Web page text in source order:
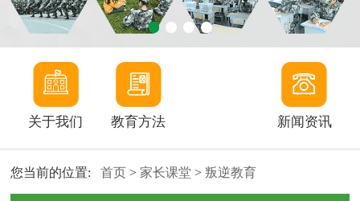
关于我们 教育方法 新闻资讯
您当前的位置:首页 > 家长课堂 >叛逆教育